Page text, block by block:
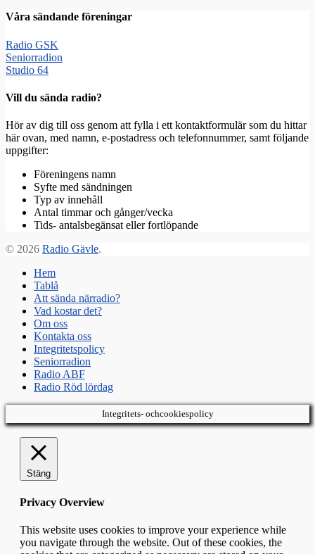
Våra sändande föreningar
Radio GSK
Seniorradion
Studio 64
Vill du sända radio?
Hör av dig till oss genom att fylla i ett kontaktformulär som du hittar
här ovan, med namn, e-postadress och telefonnummer, samt följande
uppgifter:
Föreningens namn
Syfte med sändningen
Typ av innehåll
Antal timmar och gånger/vecka
Tids- antalsbegänsat eller fortlöpande
© 2026 Radio Gävle.
Hem
Tablå
Att sända närradio?
Vad kostar det?
Om oss
Kontakta oss
Integritetspolicy
Seniorradion
Radio ABF
Radio Röd lördag
Integritets- ochcookiespolicy
Stäng
Privacy Overview
This website uses cookies to improve your experience while
you navigate through the website. Out of these cookies, the